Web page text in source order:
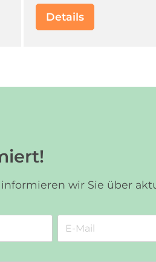
Details
wir Sie über